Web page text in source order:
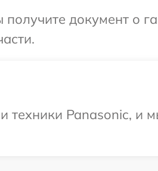
документ о
Panasonic, и